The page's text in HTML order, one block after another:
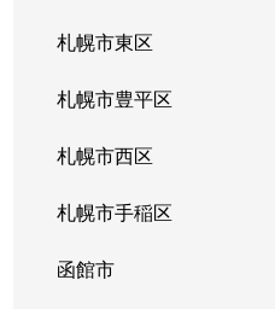
札幌市東区
札幌市豊平区
札幌市西区
札幌市手稲区
函館市